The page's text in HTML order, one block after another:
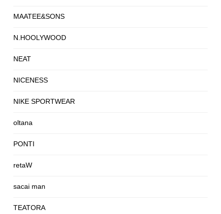
MAATEE&SONS
N.HOOLYWOOD
NEAT
NICENESS
NIKE SPORTWEAR
oltana
PONTI
retaW
sacai man
TEATORA